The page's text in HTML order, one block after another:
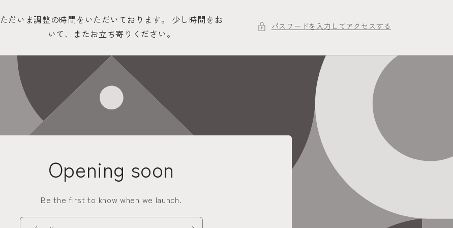
ただいま調整の時間をいただいております。 少し時間をお
いて、またお立ち寄りください。
パスワードを入力してアクセスする
Opening soon
Be the first to know when we launch.